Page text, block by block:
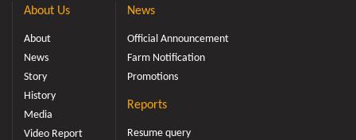
About Us
About
News
Story
History
Media
Video Report
News
Official Announcement
Farm Notification
Promotions
Reports
Resume query